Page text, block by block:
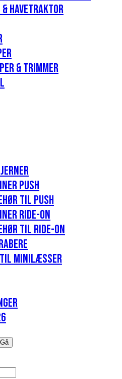
havetraktor
& Trimmer
Push
til push
Ride-on
til Ride-on
minilæsser